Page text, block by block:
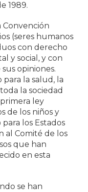
1989.
Convención
(seres humanos
con derecho
y social, y con
opiniones.
la salud, la
la sociedad
ley
de los niños y
los Estados
al Comité de los
que han
en esta
se han